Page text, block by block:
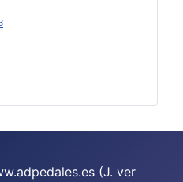
(J. ver